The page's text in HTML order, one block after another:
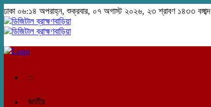
ঢাকা ০৬:১৪ অপরাহ্ন, শুক্রবার, ০৭ অগাস্ট ২০২৬, ২৩ শ্রাবণ ১৪৩৩ বঙ্গাব্দ
::
জাতীয়